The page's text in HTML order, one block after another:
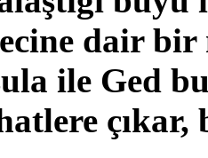
dair
ile Ged